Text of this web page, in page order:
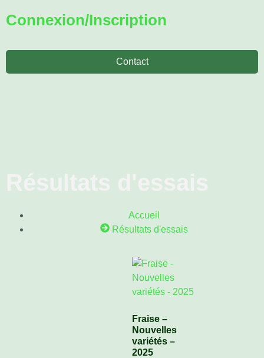
Connexion/Inscription
Contact
Résultats d'essais
Accueil
Résultats d'essais
Fraise –
Nouvelles
variétés –
2025